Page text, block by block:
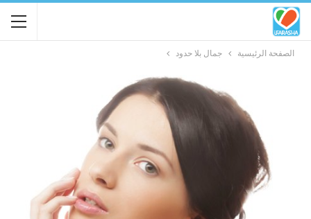
الصفحة الرئيسية جمال بلا حدود